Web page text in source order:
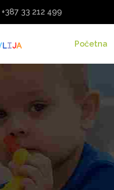
+387 33 212 499
Početna